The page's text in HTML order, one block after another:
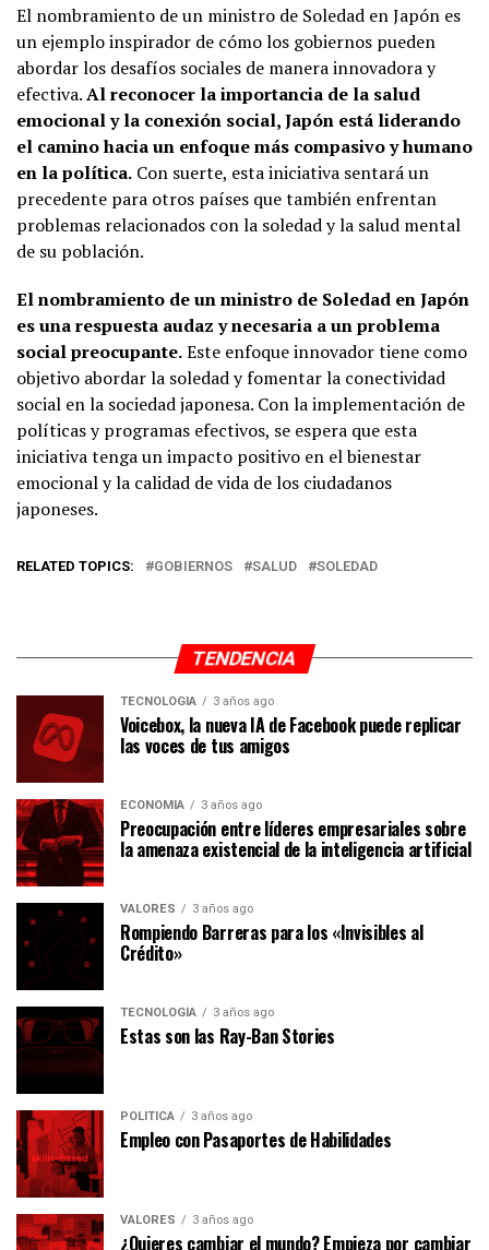
El nombramiento de un ministro de Soledad en Japón es
un ejemplo inspirador de cómo los gobiernos pueden
abordar los desafíos sociales de manera innovadora y
efectiva.Al reconocer la importancia de la salud
emocional y la conexión social, Japón está liderando
el camino hacia un enfoque más compasivo y humano
en la política. Con suerte, esta iniciativa sentará un
precedente para otros países que también enfrentan
problemas relacionados con la soledad y la salud mental
de su población.
El nombramiento de un ministro de Soledad en Japón
es una respuesta audaz y necesaria a un problema
social preocupante.Este enfoque innovador tiene como
objetivo abordar la soledad y fomentar la conectividad
social en la sociedad japonesa. Con la implementación de
políticas y programas efectivos, se espera que esta
iniciativa tenga un impacto positivo en el bienestar
emocional y la calidad de vida de los ciudadanos
japoneses.
RELATED TOPICS: GOBIERNOS SALUD SOLEDAD
TENDENCIA
TECNOLOGÍA 3 años ago
Voicebox, la nueva IA de Facebook puede replicar
las voces de tus amigos
ECONOMÍA 3 años ago
Preocupación entre líderes empresariales sobre
la amenaza existencial de la inteligencia artificial
VALORES 3 años ago
Rompiendo Barreras para los «Invisibles al
Crédito»
TECNOLOGÍA 3 años ago
Estas son las Ray-Ban Stories
POLÍTICA 3 años ago
Empleo con Pasaportes de Habilidades
VALORES 3 años ago
¿Quieres cambiar el mundo? Empieza por cambiar